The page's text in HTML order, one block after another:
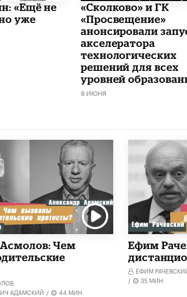
«Ещё не
уже
«Сколково» и ГК
«Просвещение»
анонсировали
акселератора
технологических
решений для всех
уровней
8 ИЮНЯ
Чем
АДАМСКИЙ / 44 МИН.
Ефим
ЕФИМ
/
35 МИН.